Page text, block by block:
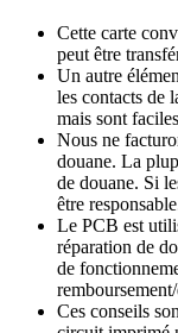
Cette carte
peut être
Un autre
les contacts de
mais sont
Nous ne
douane. La
de douane. Si
être
Le PCB est
réparation de
de
Ces conseils